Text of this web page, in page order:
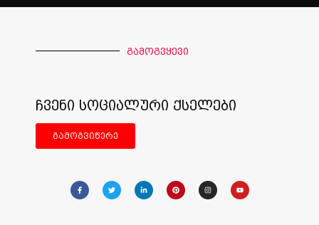
გამოგვყევი
ჩვენი სოციალური ქსელები
გამოგვიწერე